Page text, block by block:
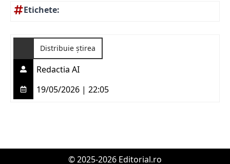
Etichete:
Distribuie știrea
Redactia AI
19/05/2026 | 22:05
© 2025-2026 Editorial.ro